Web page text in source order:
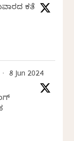
ಕತೆ
· 8 Jun 2024